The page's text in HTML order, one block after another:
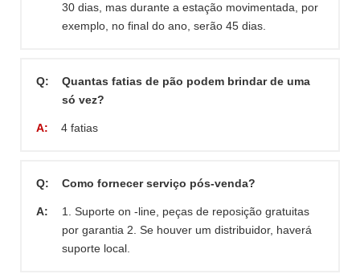
30 dias, mas durante a estação movimentada, por
exemplo, no final do ano, serão 45 dias.
Q:
Quantas fatias de pão podem brindar de uma
só vez?
A: 4 fatias
Q: Como fornecer serviço pós-venda?
A:
1. Suporte on -line, peças de reposição gratuitas
por garantia 2. Se houver um distribuidor, haverá
suporte local.